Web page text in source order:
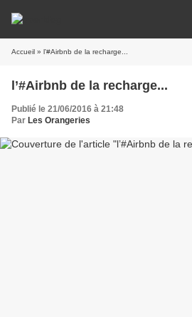
Accueil » l’#Airbnb de la recharge...
l’#Airbnb de la recharge...
Publié le 21/06/2016 à 21:48
Par Les Orangeries